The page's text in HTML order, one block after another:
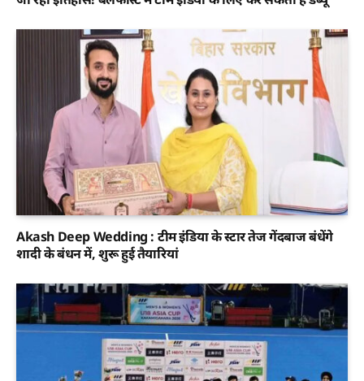
Akash Deep Wedding : टीम इंडिया के स्टार तेज गेंदबाज बंधेंगे
शादी के बंधन में, शुरू हुई तैयारियां